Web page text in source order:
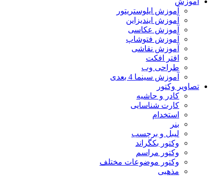
آموزش ایلوستریتور
آموزش ایندیزاین
آموزش عکاسی
آموزش فتوشاپ
آموزش نقاشی
افتر افکت
طراحی وب
آموزش سینما 4 بعدی
تصاویر وکتور
کادر و حاشیه
کارت شناسایی
استخدام
بنر
لیبل و برچسب
وکتور بکگراند
وکتور مراسم
وکتور موضوعات مختلف
مذهبی